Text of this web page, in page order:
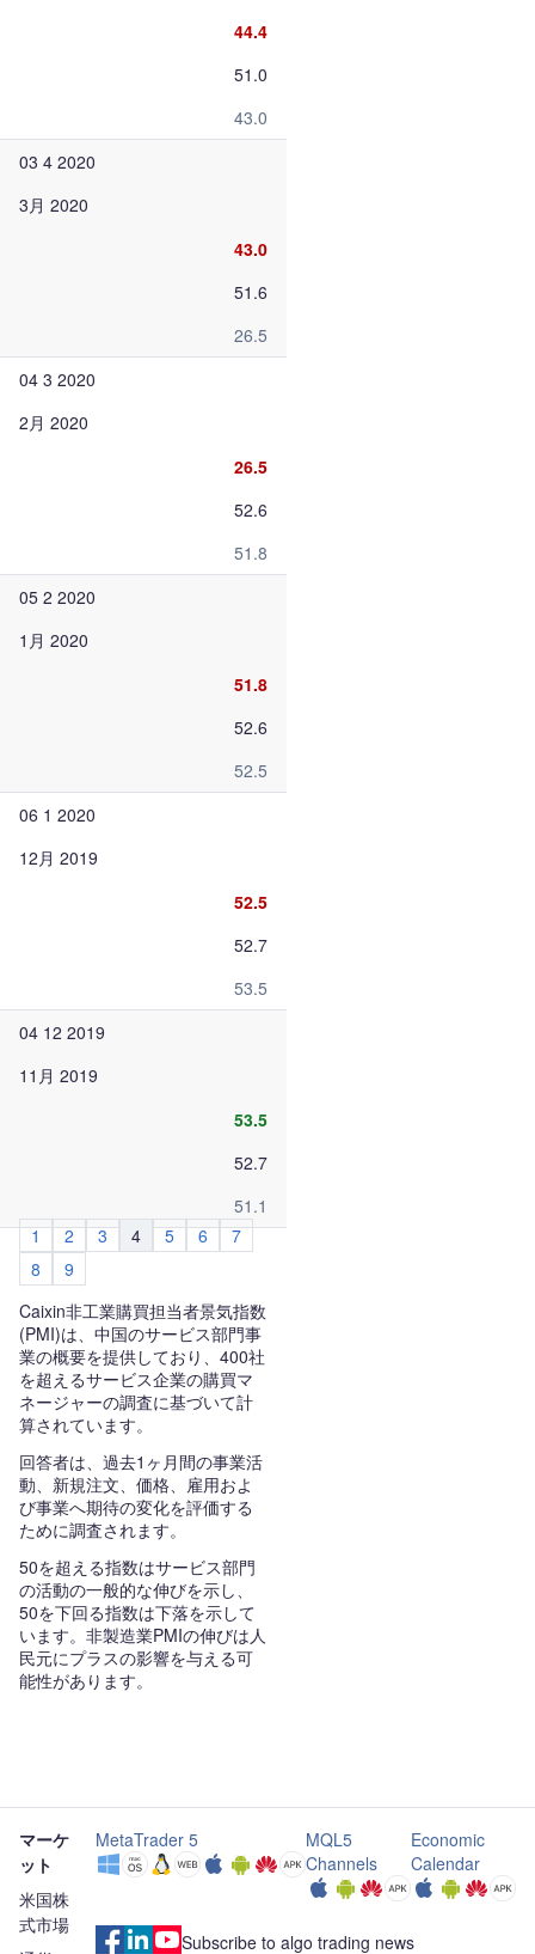
44.4
51.0
43.0
03 4 2020
3月 2020
43.0
51.6
26.5
04 3 2020
2月 2020
26.5
52.6
51.8
05 2 2020
1月 2020
51.8
52.6
52.5
06 1 2020
12月 2019
52.5
52.7
53.5
04 12 2019
11月 2019
53.5
52.7
51.1
1
2 3 4 5 6
7
8
9
Caixin非工業購買担当者景気指数
(PMI)は、中国のサービス部門事
業の概要を提供しており、400社
を超えるサービス企業の購買マ
ネージャーの調査に基づいて計
算されています。
回答者は、過去1ヶ月間の事業活
動、新規注文、価格、雇用およ
び事業へ期待の変化を評価する
ために調査されます。
50を超える指数はサービス部門
の活動の一般的な伸びを示し、
50を下回る指数は下落を示して
います。非製造業PMIの伸びは人
民元にプラスの影響を与える可
能性があります。
マーケ
ット
米国株
式市場
MetaTrader 5
MQL5
Channels
Economic
Calendar
Subscribe to algo trading news